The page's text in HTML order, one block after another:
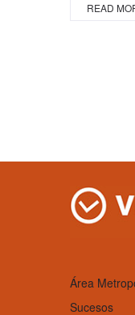
READ
Área
Sucesos